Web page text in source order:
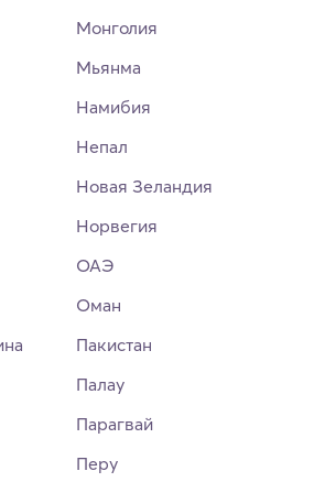
Монголия
Мьянма
Намибия
Непал
Новая Зеландия
Норвегия
ОАЭ
Оман
Пакистан
Палау
Парагвай
Перу